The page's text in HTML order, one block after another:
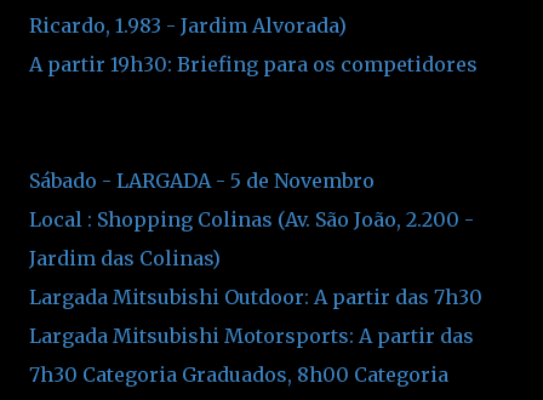
Ricardo, 1.983 - Jardim Alvorada)
A partir 19h30: Briefing para os competidores
Sábado - LARGADA - 5 de Novembro
Local : Shopping Colinas (Av. São João, 2.200 -
Jardim das Colinas)
Largada Mitsubishi Outdoor: A partir das 7h30
Largada Mitsubishi Motorsports: A partir das
7h30 Categoria Graduados, 8h00 Categoria